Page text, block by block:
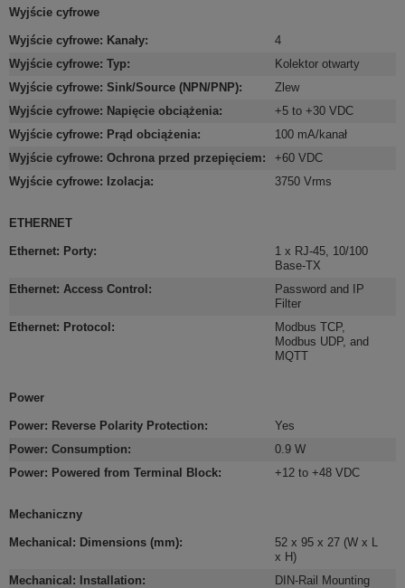
Wyjście cyfrowe
Wyjście cyfrowe: Kanały:
4
Wyjście cyfrowe: Typ:
Kolektor otwarty
Wyjście cyfrowe: Sink/Source (NPN/PNP):
Zlew
Wyjście cyfrowe: Napięcie obciążenia:
+5 to +30 VDC
Wyjście cyfrowe: Prąd obciążenia:
100 mA/kanał
Wyjście cyfrowe: Ochrona przed przepięciem:
+60 VDC
Wyjście cyfrowe: Izolacja: 3750 Vrms
ETHERNET
Ethernet: Porty:
1 x RJ-45, 10/100
Base-TX
Ethernet: Access Control :
Password and IP
Filter
Ethernet: Protocol :
Modbus TCP,
Modbus UDP, and
MQTT
Power
Power: Reverse Polarity Protection:
Yes
Power: Consumption:
0.9 W
Power: Powered from Terminal Block: +12 to +48 VDC
Mechaniczny
Mechanical: Dimensions (mm):
52 x 95 x 27 (W x L
x H)
Mechanical: Installation: DIN-Rail Mounting